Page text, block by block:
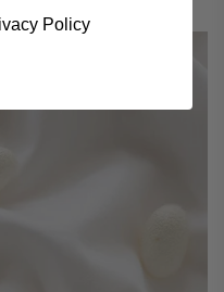
Policy